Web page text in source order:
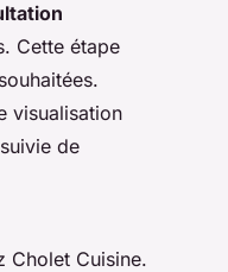
Cette étape
visualisation
de
Cholet Cuisine.